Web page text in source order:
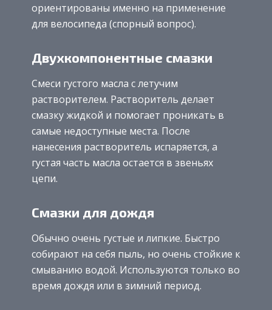
ориентированы именно на применение
для велосипеда (спорный вопрос).
Двухкомпонентные смазки
Смеси густого масла с летучим
растворителем. Растворитель делает
смазку жидкой и помогает проникать в
самые недоступные места. После
нанесения растворитель испаряется, а
густая часть масла остается в звеньях
цепи.
Смазки для дождя
Обычно очень густые и липкие. Быстро
собирают на себя пыль, но очень стойкие к
смыванию водой. Используются только во
время дождя или в зимний период.